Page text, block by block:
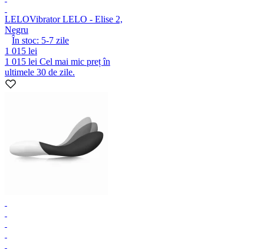
LELOVibrator LELO - Elise 2,
Negru
În stoc: 5-7 zile
1 015 lei
1 015 lei Cel mai mic preț în
ultimele 30 de zile.